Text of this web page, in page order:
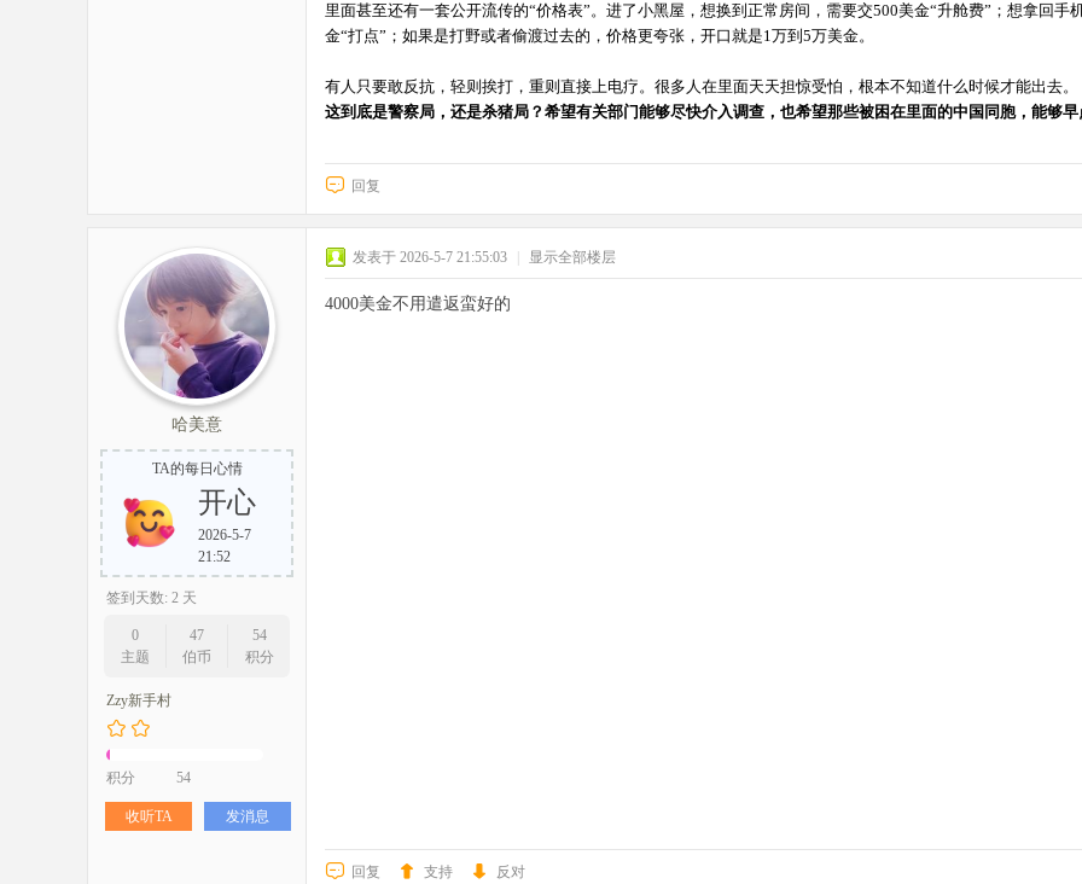
里面甚至还有一套公开流传的“价格表”。进了小黑屋，想换到正常房间，需要交500美金“升舱费”；想拿回
金“打点”；如果是打野或者偷渡过去的，价格更夸张，开口就是1万到5万美金。
有人只要敢反抗，轻则挨打，重则直接上电疗。很多人在里面天天担惊受怕，根本不知道什么时候才能出去。
这到底是警察局，还是杀猪局？希望有关部门能够尽快介入调查，也希望那些被困在里面的中国同胞，能够
回复
哈美意
TA的每日心情
开心
2026-5-7
21:52
签到天数: 2 天
0
主题
47
伯币
54
积分
Zzy新手村
积分 54
收听TA 发消息
发表于 2026-5-7 21:55:03 显示全部楼层
4000美金不用遣返蛮好的
回复 支持 反对